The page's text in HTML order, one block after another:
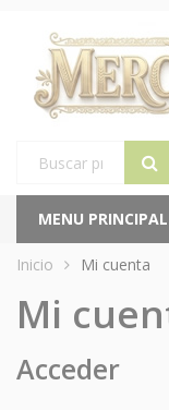
Products
search
MENU PRINCIPAL
Inicio Mi cuenta
Mi
Acceder